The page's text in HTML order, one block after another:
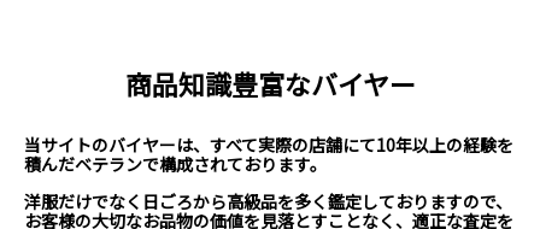
対応エリア
北海道、本州、四国、九州
※現在、沖縄県・離島からのお申込みは対
商品知識豊富なバイヤー
当サイトのバイヤーは、すべて実際の店舗にて10年以上の経験を
積んだベテランで構成されております。
洋服だけでなく日ごろから高級品を多く鑑定しておりますので、
お客様の大切なお品物の価値を見落とすことなく、適正な査定を